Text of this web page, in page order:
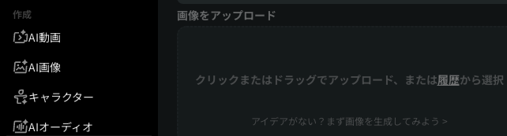
作成
AI動画
AI画像
キャラクター
AIオーディオ
画像をアップロード
クリックまたはドラッグでアップロード、または履歴から選択
アイデアがない？まず画像を生成してみよう >